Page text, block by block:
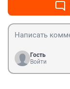
Гость
Войти